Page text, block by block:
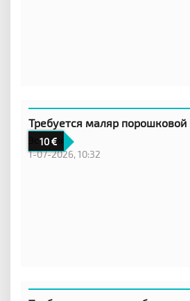
10
Требуется маляр порошковой
Эстония
1-07-2026, 10:32